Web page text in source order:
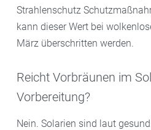
Strahlenschutz
kann dieser Wert bei
März überschritten werden.
Reicht Vorbräunen im
Vorbereitung?
Nein. Solarien sind laut